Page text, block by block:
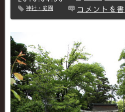
神社・庭園
コメントを書